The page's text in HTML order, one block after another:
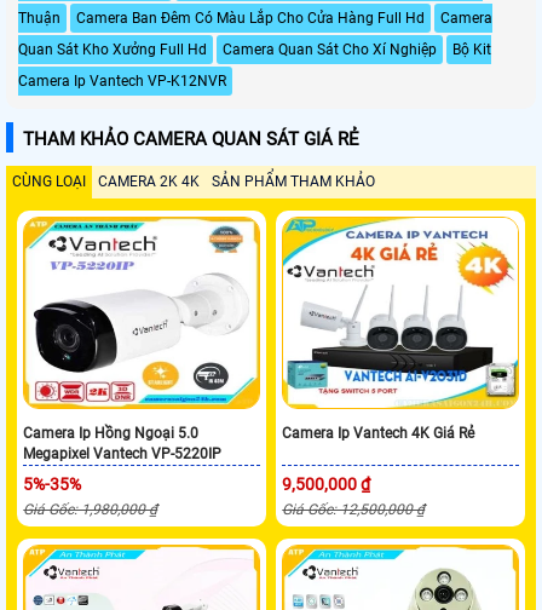
Thuận Camera Ban Đêm Có Màu Lắp Cho Cửa Hàng Full Hd
Camera
Quan Sát Kho Xưởng Full Hd
Camera Quan Sát Cho Xí Nghiệp
Bộ Kit
Camera Ip Vantech VP-K12NVR
THAM KHẢO CAMERA QUAN SÁT GIÁ RẺ
CÙNG LOẠI CAMERA 2K 4K SẢN PHẨM THAM KHẢO
Camera Ip Hồng Ngoại 5.0
Megapixel Vantech VP-5220IP
5%-35%
Giá Gốc: 1,980,000 ₫
Camera Ip Vantech 4K Giá Rẻ
9,500,000 ₫
Giá Gốc: 12,500,000 ₫